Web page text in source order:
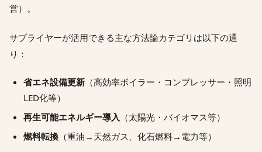
営）。
サプライヤーが活用できる主な方法論カテゴリは以下の通
り：
省エネ設備更新 （高効率ボイラー・コンプレッサー・照明
LED化等）
再生可能エネルギー導入 （太陽光・バイオマス等）
燃料転換 （重油→天然ガス、化石燃料→電力等）